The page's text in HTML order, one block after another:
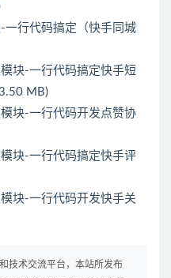
行代码搞定（快手同城
块-一行代码搞定快手短
MB)
块-一行代码开发点赞协
块-一行代码搞定快手评
块-一行代码开发快手关
技术交流平台，本站所发布